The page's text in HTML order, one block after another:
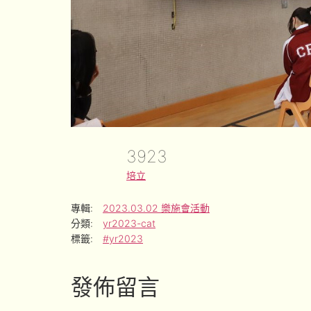
3923
培立
專輯:
2023.03.02 樂施會活動
分類:
yr2023-cat
標籤:
#yr2023
發佈留言